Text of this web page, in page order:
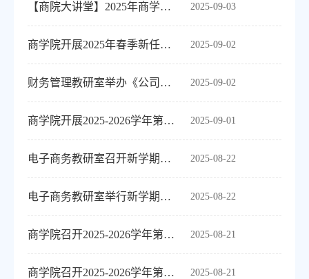
2025-09-03
【商院大讲堂】2025年商学院秋季教授大讲堂开讲了
2025-09-02
商学院开展2025年春季新任主讲教师试讲评议活动
2025-09-02
财务管理教研室举办《公司战略管理》公开课
2025-09-01
商学院开展2025-2026学年第一学期开学第一课巡课活动
2025-08-22
电子商务教研室召开新学期工作部署会
2025-08-22
电子商务教研室举行新学期集体备课会
2025-08-21
商学院召开2025-2026学年第一学期创新创业工作大会
2025-08-21
商学院召开2025-2026学年第一学期科研工作大会